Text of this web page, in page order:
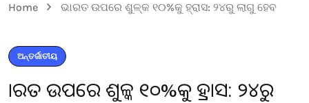
Home ଭାରତ ଉପରେ ଶୁଳ୍କ ୧୦%କୁ ହ୍ରାସ: ୨୪ରୁ ଲାଗୁ ହେବ
ଅନ୍ତର୍ଜାତୀୟ
ଭାରତ ଉପରେ ଶୁଳ୍କ ୧୦%କୁ ହ୍ରାସ: ୨୪ରୁ